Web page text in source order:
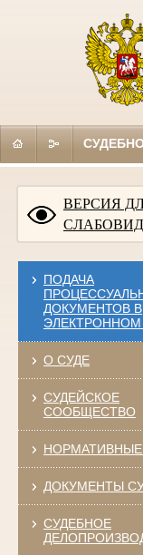
ВЕРСИЯ
ПОДАЧА
ДОКУМЕНТОВ В
ЭЛЕКТРОННОМ
О СУДЕ
СУДЕЙСКОЕ
СООБЩЕСТВО
ДОКУМЕНТЫ
СУДЕБНОЕ